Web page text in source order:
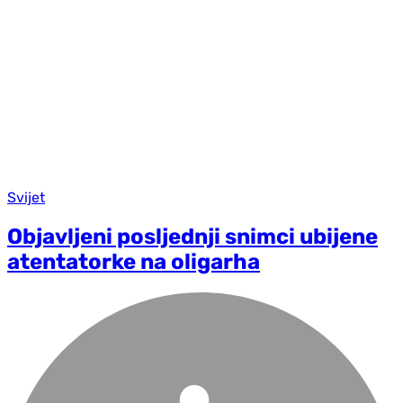
Svijet
Objavljeni posljednji snimci ubijene
atentatorke na oligarha